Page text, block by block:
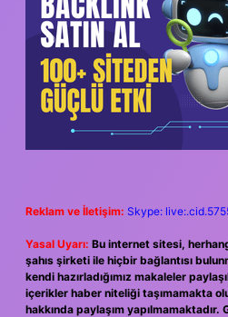
Reklam ve İletişim: Skype:
Yasal Uyarı: Bu internet sitesi,
şahıs şirketi ile hiçbir bağlantısı
kendi hazırladığımız makaleler
içerikler haber niteliği taşımamakta
hakkında paylaşım